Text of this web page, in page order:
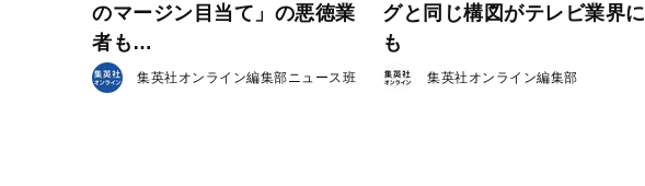
のマージン目当て」の悪徳業
者も…
集英社オンライン編集部ニュース班
グと同じ構図がテレビ業界に
も
集英社オンライン編集部